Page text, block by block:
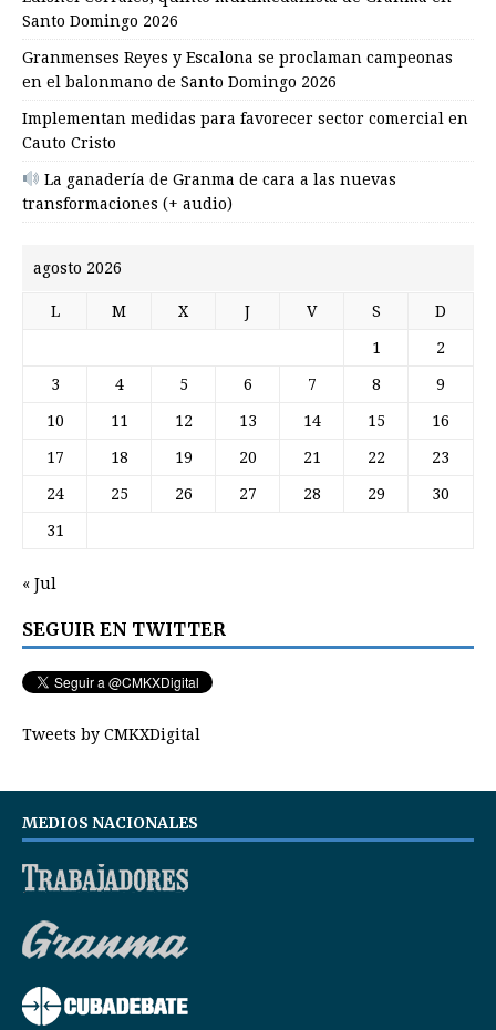
Santo Domingo 2026
Granmenses Reyes y Escalona se proclaman campeonas
en el balonmano de Santo Domingo 2026
Implementan medidas para favorecer sector comercial en
Cauto Cristo
La ganadería de Granma de cara a las nuevas
transformaciones (+ audio)
agosto 2026
L M X J V S D
1 2
3 4 5 6 7 8 9
10 11 12 13 14 15 16
17 18 19 20 21 22 23
24 25 26 27 28 29 30
31
« Jul
SEGUIR EN TWITTER
Tweets by CMKXDigital
MEDIOS NACIONALES